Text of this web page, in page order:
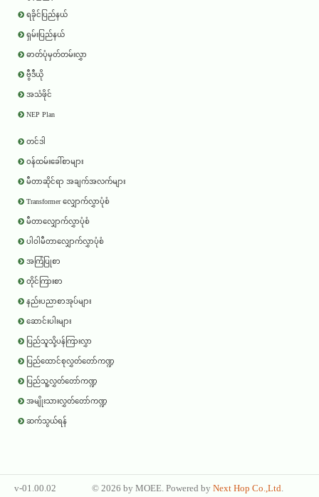
ရခိုင်ပြည်နယ်
ရှမ်းပြည်နယ်
ဓာတ်ပုံမှတ်တမ်းလွှာ
ဗွီဒီယို
အသံဖိုင်
NEP Plan
တင်ဒါ
ဝန်ထမ်းခေါ်စာများ
မီတာဆိုင်ရာ အချက်အလက်များ
Transformer လျှောက်လွှာပုံစံ
မီတာလျှောက်လွှာပုံစံ
ပါဝါမီတာလျှောက်လွှာပုံစံ
အကြံပြုစာ
တိုင်ကြားစာ
နည်းပညာစာအုပ်များ
ဆောင်းပါးများ
ပြည်သူသို့ပန်ကြားလွှာ
ပြည်ထောင်စုလွှတ်တော်ကဏ္ဍ
ပြည်သူ့လွှတ်တော်ကဏ္ဍ
အမျိုးသားလွှတ်တော်ကဏ္ဍ
ဆက်သွယ်ရန်
v-01.00.02 © 2026 by MOEE. Powered by Next Hop Co.,Ltd.